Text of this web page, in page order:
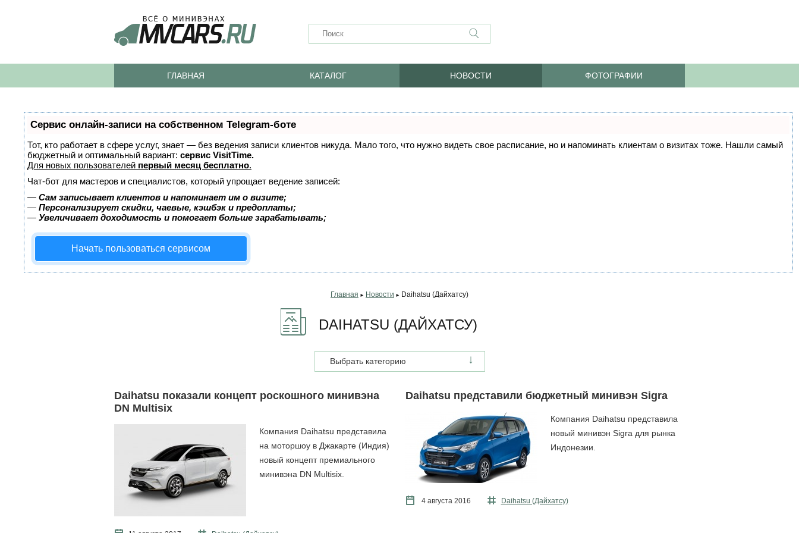
ГЛАВНАЯ КАТАЛОГ НОВОСТИ ФОТОГРАФИИ
Сервис онлайн-записи на собственном Telegram-боте
Тот, кто работает в сфере услуг, знает — без ведения записи клиентов никуда. Мало того, что нужно видеть свое расписание, но и напоминать клиентам о визитах тоже. Нашли самый
бюджетный и оптимальный вариант: сервис VisitTime.
Для новых пользователей первый месяц бесплатно.
Чат-бот для мастеров и специалистов, который упрощает ведение записей:
— Сам записывает клиентов и напоминает им о визите;
— Персонализирует скидки, чаевые, кэшбэк и предоплаты;
— Увеличивает доходимость и помогает больше зарабатывать;
Начать пользоваться сервисом
Главная ► Новости ► Daihatsu (Дайхатсу)
DAIHATSU (ДАЙХАТСУ)
Выбрать категорию
Daihatsu показали концепт роскошного минивэна
DN Multisix
Компания Daihatsu представила
на моторшоу в Джакарте (Индия)
новый концепт премиального
минивэна DN Multisix.
Daihatsu представили бюджетный минивэн Sigra
Компания Daihatsu представила
новый минивэн Sigra для рынка
Индонезии.
4 августа 2016 Daihatsu (Дайхатсу)